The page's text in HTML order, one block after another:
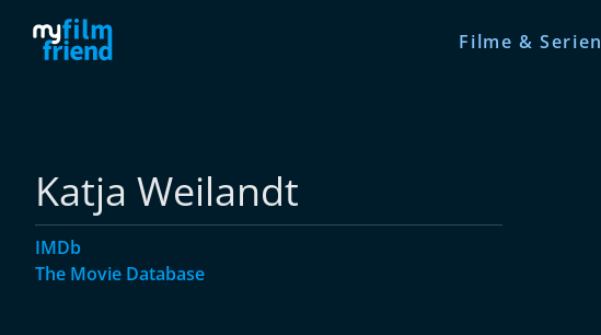
Filme & Serien
Katja Weilandt
IMDb
The Movie Database